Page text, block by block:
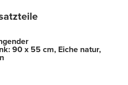
90 x 55 cm, Eiche natur,